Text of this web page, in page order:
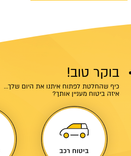
בוקר טוב!
כיף שהחלטת לפתוח איתנו את היום שלך...
איזה ביטוח מעניין אותך?
ביטוח רכב